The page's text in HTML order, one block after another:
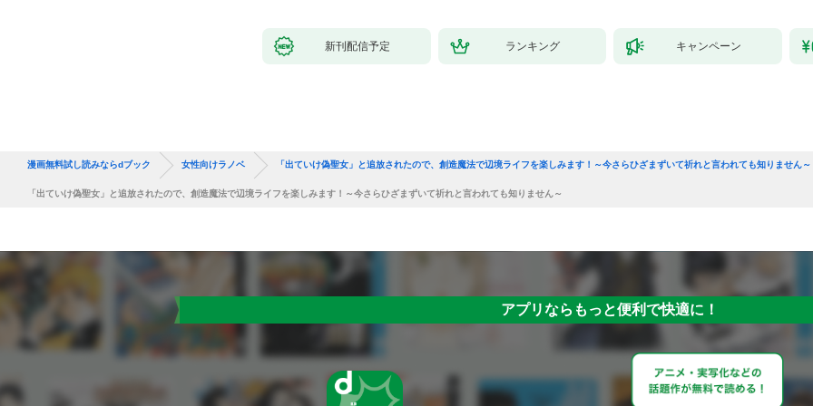
新刊配信予定 ランキング キャンペーン
漫画無料試し読みならdブック 女性向けラノベ 「出ていけ偽聖女」と追放されたので、創造魔法で辺境ライフを楽しみます！～今さらひざまずいて祈れと言われても知りません～
「出ていけ偽聖女」と追放されたので、創造魔法で辺境ライフを楽しみます！～今さらひざまずいて祈れと言われても知りません～
アプリならもっと便利で快適に！